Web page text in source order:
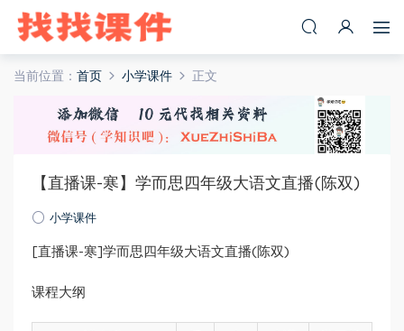
当前位置： 首页 小学课件 正文
【直播课-寒】学而思四年级大语文直播(陈双)
小学课件
[直播课-寒]学而思四年级大语文直播(陈双)
课程大纲